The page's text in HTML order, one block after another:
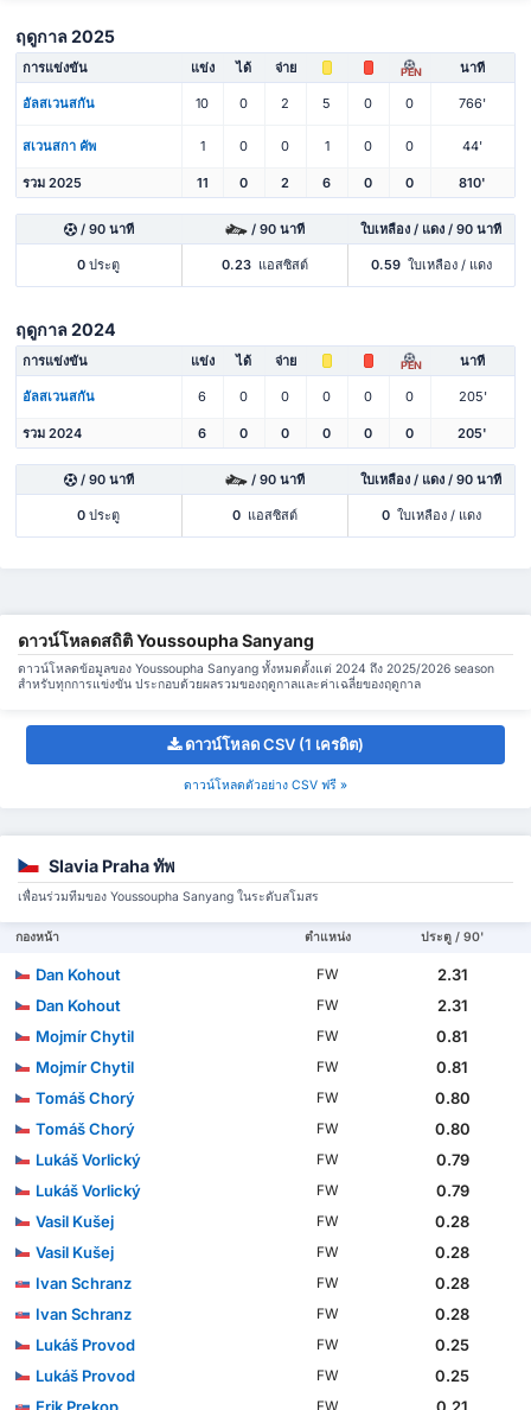
ฤดูกาล 2025
การแข่งขัน แข่ง ได้ จ่าย PEN นาที
อัลสเวนสกัน 10 0 2 5 0 0 766'
สเวนสกา คัพ 1 0 0 1 0 0 44'
รวม 2025 11 0 2 6 0 0 810'
/ 90 นาที / 90 นาที ใบเหลือง / แดง / 90 นาที
0 ประตู 0.23 แอสซิสต์ 0.59 ใบเหลือง / แดง
ฤดูกาล 2024
การแข่งขัน แข่ง ได้ จ่าย PEN นาที
อัลสเวนสกัน 6 0 0 0 0 0 205'
รวม 2024 6 0 0 0 0 0 205'
/ 90 นาที / 90 นาที ใบเหลือง / แดง / 90 นาที
0 ประตู 0 แอสซิสต์ 0 ใบเหลือง / แดง
ดาวน์โหลดสถิติ Youssoupha Sanyang
ดาวน์โหลดข้อมูลของ Youssoupha Sanyang ทั้งหมดตั้งแต่ 2024 ถึง 2025/2026 season
สำหรับทุกการแข่งขัน ประกอบด้วยผลรวมของฤดูกาลและค่าเฉลี่ยของฤดูกาล
ดาวน์โหลด CSV (1 เครดิต)
ดาวน์โหลดตัวอย่าง CSV ฟรี »
Slavia Praha ทัพ
เพื่อนร่วมทีมของ Youssoupha Sanyang ในระดับสโมสร
กองหน้า ตำแหน่ง ประตู / 90'
Dan Kohout FW
2.31
Dan Kohout
FW
2.31
Mojmír Chytil
FW
0.81
Mojmír Chytil
FW
0.81
Tomáš Chorý
FW
0.80
Tomáš Chorý
FW
0.80
Lukáš Vorlický
FW
0.79
Lukáš Vorlický
FW
0.79
Vasil Kušej
FW
0.28
Vasil Kušej
FW
0.28
Ivan Schranz
FW
0.28
Ivan Schranz
FW
0.28
Lukáš Provod
FW
0.25
Lukáš Provod
FW
0.25
FW